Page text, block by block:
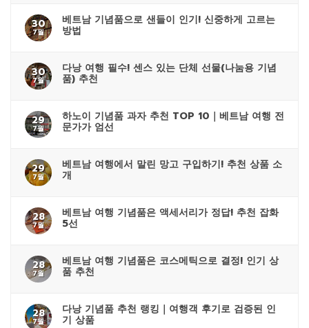
30
7월
베트남 기념품으로 샌들이 인기! 신중하게 고르는
방법
30
7월
다낭 여행 필수! 센스 있는 단체 선물(나눔용 기념
품) 추천
29
7월
하노이 기념품 과자 추천 TOP 10｜베트남 여행 전
문가가 엄선
29
7월
베트남 여행에서 말린 망고 구입하기! 추천 상품 소
개
28
7월
베트남 여행 기념품은 액세서리가 정답! 추천 잡화
5선
28
7월
베트남 여행 기념품은 코스메틱으로 결정! 인기 상
품 추천
28
7월
다낭 기념품 추천 랭킹｜여행객 후기로 검증된 인
기 상품